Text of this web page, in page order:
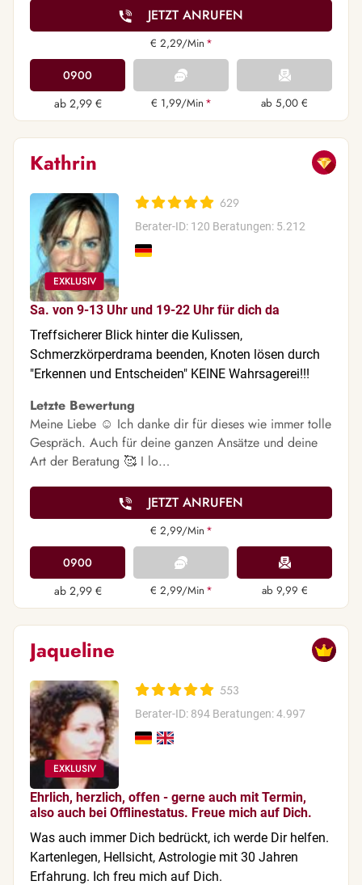
JETZT ANRUFEN
€ 2,29/Min *
0900
ab 2,99 €
€ 1,99/Min * ab 5,00 €
Kathrin
629
Berater-ID: 120 Beratungen: 5.212
Sa. von 9-13 Uhr und 19-22 Uhr für dich da
Treffsicherer Blick hinter die Kulissen,
Schmerzkörperdrama beenden, Knoten lösen durch
"Erkennen und Entscheiden" KEINE Wahrsagerei!!!
Letzte Bewertung
Meine Liebe ☺️ Ich danke dir für dieses wie immer tolle
Gespräch. Auch für deine ganzen Ansätze und deine
Art der Beratung 🥰 I lo…
JETZT ANRUFEN
€ 2,99/Min *
0900
ab 2,99 €
€ 2,99/Min * ab 9,99 €
Jaqueline
553
Berater-ID: 894 Beratungen: 4.997
Ehrlich, herzlich, offen - gerne auch mit Termin,
also auch bei Offlinestatus. Freue mich auf Dich.
Was auch immer Dich bedrückt, ich werde Dir helfen.
Kartenlegen, Hellsicht, Astrologie mit 30 Jahren
Erfahrung. Ich freu mich auf Dich.